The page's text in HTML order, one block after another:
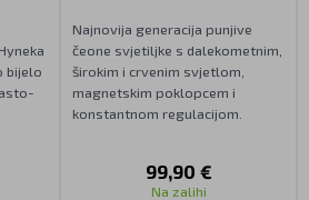
bijelo
Najnovija generacija punjive
čeone svjetiljke s dalekometnim,
širokim i crvenim svjetlom,
magnetskim poklopcem i
konstantnom regulacijom.
99,90 €
Na zalihi